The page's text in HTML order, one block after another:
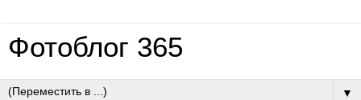
Фотоблог 365
▼